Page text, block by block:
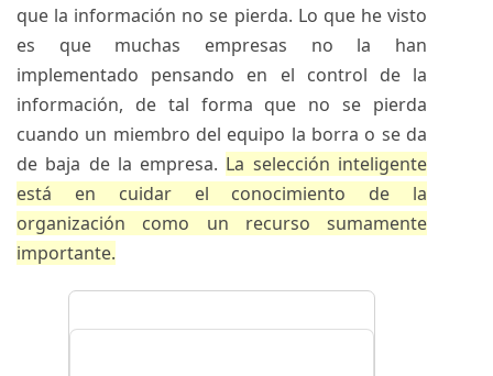
que la información no se pierda. Lo que he visto
es que muchas empresas no la han
implementado pensando en el control de la
información, de tal forma que no se pierda
cuando un miembro del equipo la borra o se da
de baja de la empresa. La selección inteligente
está en cuidar el conocimiento de la
organización como un recurso sumamente
importante.